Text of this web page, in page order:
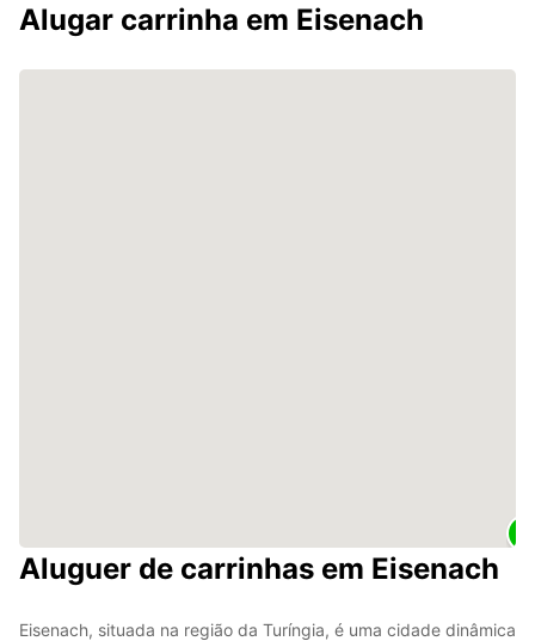
Alugar carrinha em Eisenach
Aluguer de carrinhas em Eisenach
Eisenach, situada na região da Turíngia, é uma cidade dinâmica